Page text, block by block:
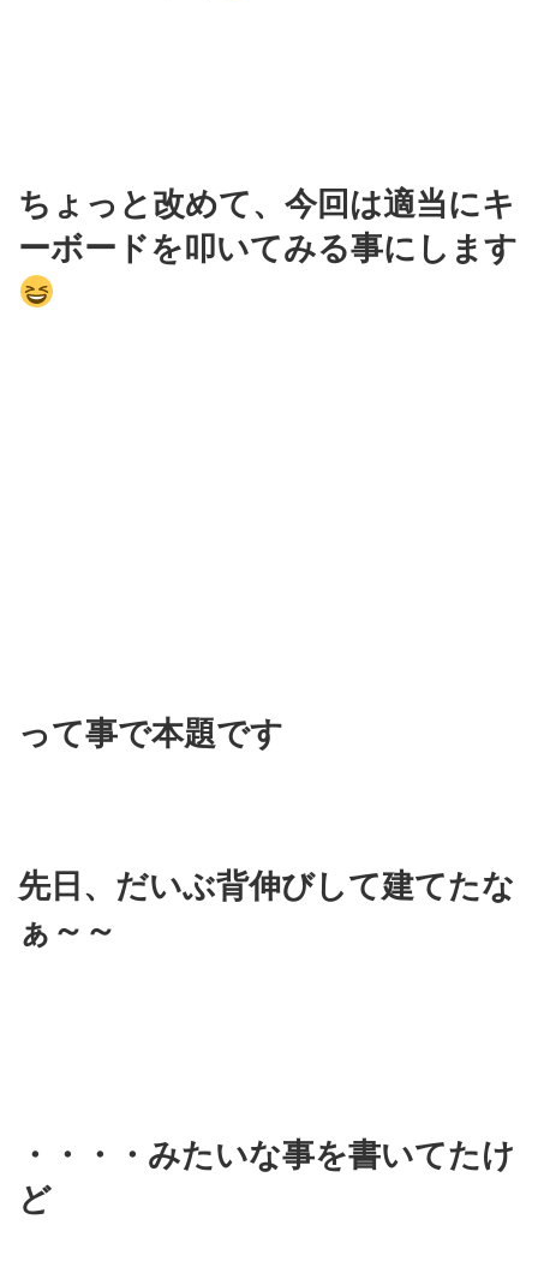
ちょっと改めて、今回は適当にキ
ーボードを叩いてみる事にします
って事で本題です
先日、だいぶ背伸びして建てたな
ぁ～～
・・・・みたいな事を書いてたけ
ど